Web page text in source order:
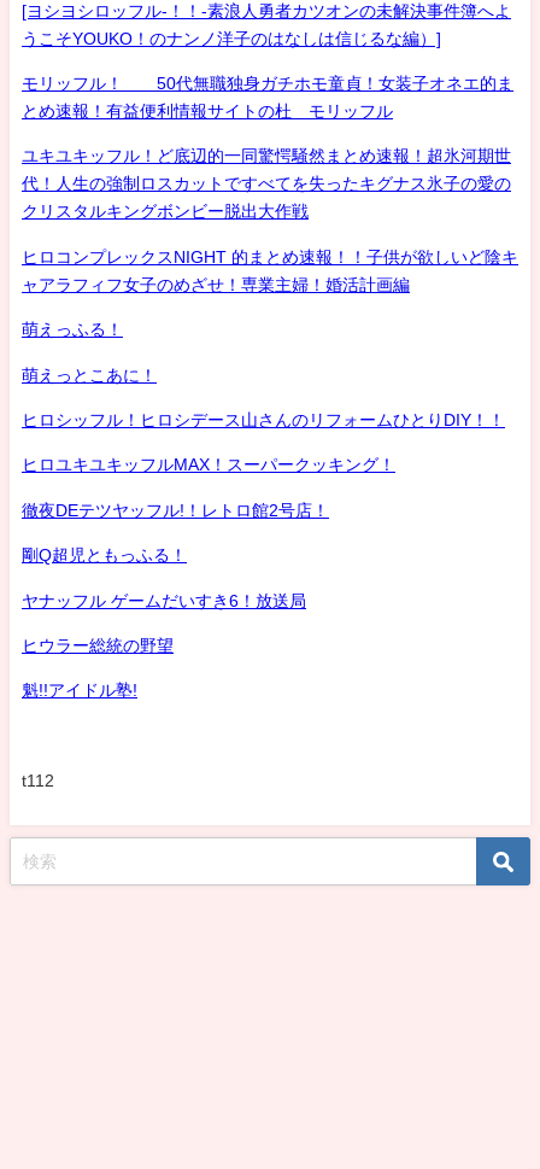
[ヨシヨシロッフル-！！-素浪人勇者カツオンの未解決事件簿へよ
うこそYOUKO！のナンノ洋子のはなしは信じるな編）]
モリッフル！ 50代無職独身ガチホモ童貞！女装子オネエ的ま
とめ速報！有益便利情報サイトの杜 モリッフル
ユキユキッフル！ど底辺的一同驚愕騒然まとめ速報！超氷河期世
代！人生の強制ロスカットですべてを失ったキグナス氷子の愛の
クリスタルキングボンビー脱出大作戦
ヒロコンプレックスNIGHT 的まとめ速報！！子供が欲しいど陰キ
ャアラフィフ女子のめざせ！専業主婦！婚活計画編
萌えっふる！
萌えっとこあに！
ヒロシッフル！ヒロシデース山さんのリフォームひとりDIY！！
ヒロユキユキッフルMAX！スーパークッキング！
徹夜DEテツヤッフル!！レトロ館2号店！
剛Q超児ともっふる！
ヤナッフル ゲームだいすき6！放送局
ヒウラー総統の野望
魁!!アイドル塾!
t112